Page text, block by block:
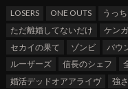
LOSERS ONE OUTS うっ
ただ離婚してないだけ
ケン
セカイの果て
ゾンビ バウ
ルーザーズ
信長のシェフ
婚活デッドオアアライヴ
強さ